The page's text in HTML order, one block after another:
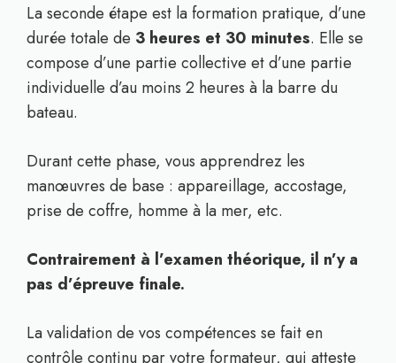
La seconde étape est la formation pratique, d’une
durée totale de 3 heures et 30 minutes. Elle se
compose d’une partie collective et d’une partie
individuelle d’au moins 2 heures à la barre du
bateau.
Durant cette phase, vous apprendrez les
manœuvres de base : appareillage, accostage,
prise de coffre, homme à la mer, etc.
Contrairement à l’examen théorique, il n’y a
pas d’épreuve finale.
La validation de vos compétences se fait en
contrôle continu par votre formateur, qui atteste